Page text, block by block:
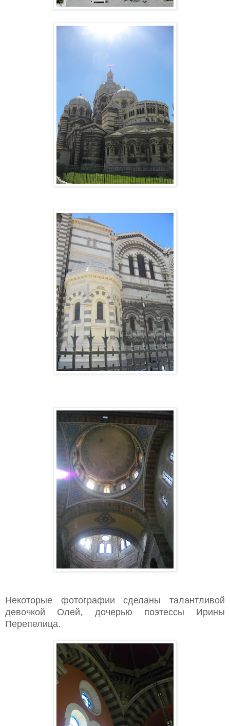
Некоторые фотографии сделаны талантливой
девочкой Олей, дочерью поэтессы Ирины
Перепелица.